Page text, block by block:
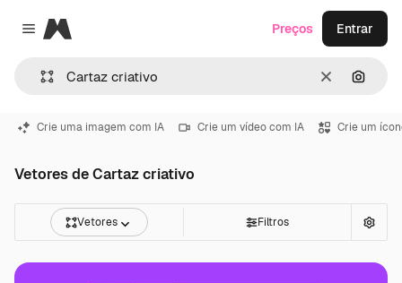
Close menu
Magnific
Limpar
Preços Entrar
Crie uma imagem com IA Crie um vídeo com IA Crie um
Vetores de Cartaz criativo
Vetores Filtros